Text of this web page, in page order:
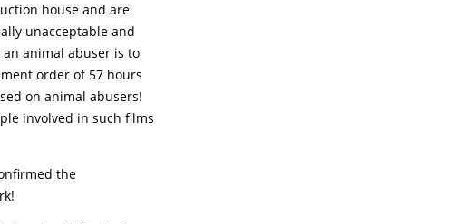
house and are
unacceptable and
animal abuser is to
order of 57 hours
on animal abusers!
involved in such films
the